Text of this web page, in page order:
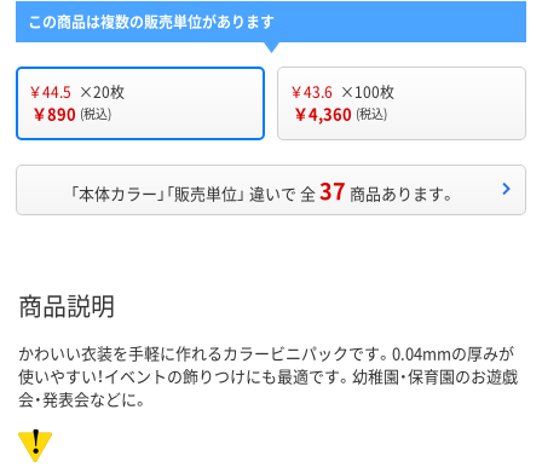
この商品は複数の販売単位があります
￥44.5 ×20枚
￥890 (税込)
￥43.6 ×100枚
￥4,360 (税込)
「本体カラー」「販売単位」 違いで 全37 商品あります。
商品説明
かわいい衣装を手軽に作れるカラービニパックです。0.04mmの厚みが
使いやすい！イベントの飾りつけにも最適です。幼稚園・保育園のお遊戯
会・発表会などに。